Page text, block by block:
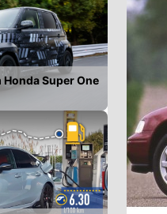
Super One